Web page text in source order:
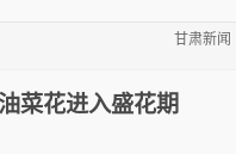
甘肃新闻
菜花进入盛花期